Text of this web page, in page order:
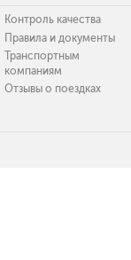
Контроль качества
Правила и документы
Транспортным
компаниям
Отзывы о поездках